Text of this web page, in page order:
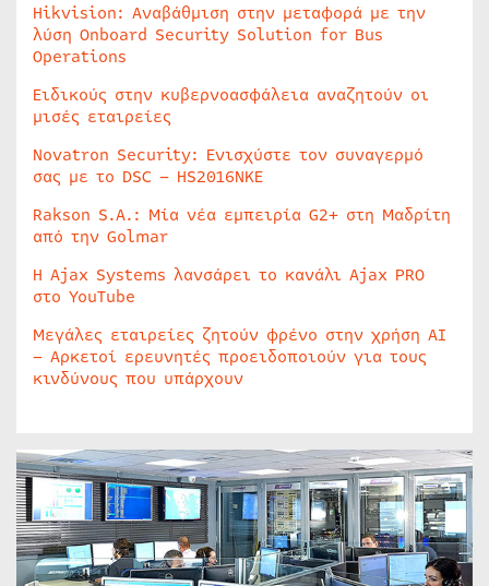
Hikvision: Αναβάθμιση στην μεταφορά με την
λύση Onboard Security Solution for Bus
Operations
Ειδικούς στην κυβερνοασφάλεια αναζητούν οι
μισές εταιρείες
Novatron Security: Ενισχύστε τον συναγερμό
σας με το DSC – HS2016NKE
Rakson S.A.: Μία νέα εμπειρία G2+ στη Μαδρίτη
από την Golmar
Η Ajax Systems λανσάρει το κανάλι Ajax PRO
στο YouTube
Μεγάλες εταιρείες ζητούν φρένο στην χρήση AI
– Αρκετοί ερευνητές προειδοποιούν για τους
κινδύνους που υπάρχουν